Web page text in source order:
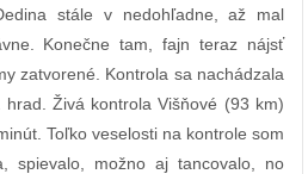
stále v nedohľadne, až mal
Konečne tam, fajn teraz nájsť
zatvorené. Kontrola sa nachádzala
Živá kontrola Višňové (93 km)
Toľko veselosti na kontrole som
spievalo, možno aj tancovalo, no